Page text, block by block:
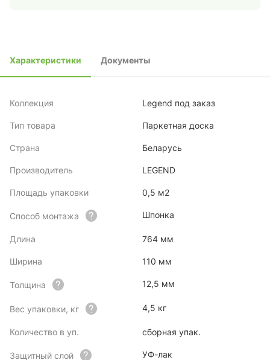
Характеристики Документы
Коллекция Legend под заказ
Тип товара Паркетная доска
Страна Беларусь
Производитель LEGEND
Площадь упаковки 0,5 м2
Способ монтажа Шпонка
Длина 764 мм
Ширина 110 мм
Толщина 12,5 мм
Вес упаковки, кг 4,5 кг
Количество в уп. сборная упак.
Защитный слой УФ-лак